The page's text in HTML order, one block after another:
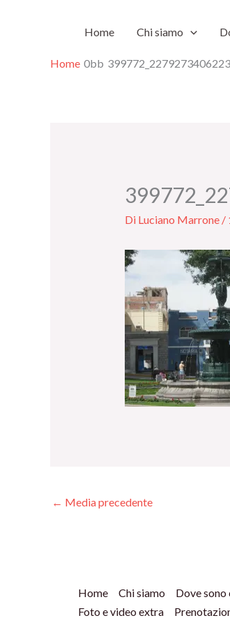
Home Chi siamo
Home
Di Luciano Marrone /
← Media precedente
Home Chi siamo Dove sono
Foto e video extra